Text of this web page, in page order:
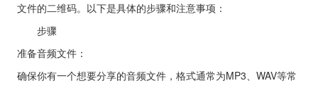
文件的二维码。以下是具体的步骤和注意事项：
步骤
准备音频文件：
确保你有一个想要分享的音频文件，格式通常为MP3、WAV等常